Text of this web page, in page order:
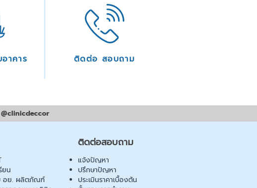
าคาร ติดต่อ สอบถาม
@clinicdeccor
ติดต่อสอบถาม
ยน
อย. ผลิตภัณฑ์
แจ้งปัญหา
ปรึกษาปัญหา
ประเมินราคาเบื้องต้น